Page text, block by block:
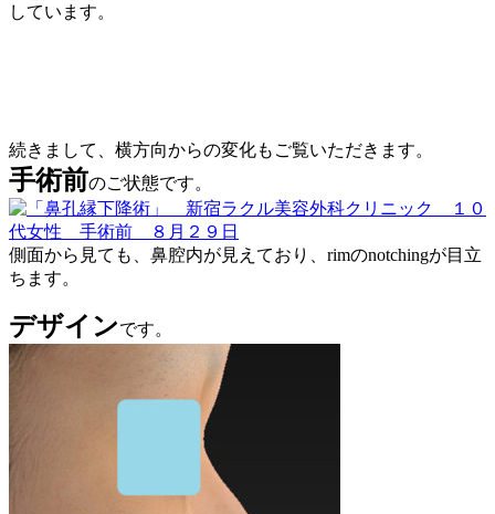
しています。
続きまして、横方向からの変化もご覧いただきます。
手術前のご状態です。
側面から見ても、鼻腔内が見えており、rimのnotchingが目立
ちます。
デザインです。